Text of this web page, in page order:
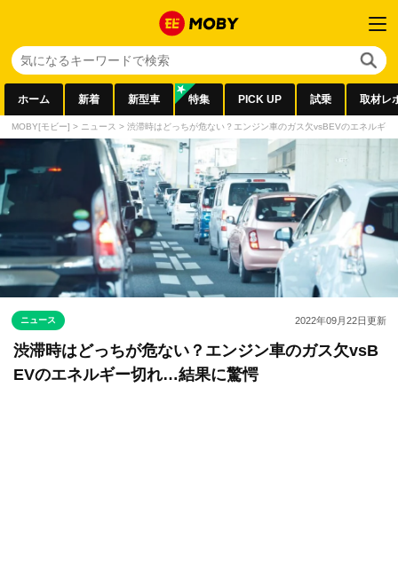
ホーム 新着 新型車 特集 PICK UP 試乗 取材レ
MOBY[モビー] > ニュース > 渋滞時はどっちが危ない？エンジン車のガス欠vsBEVのエネルギ
ニュース 2022年09月22日更新
渋滞時はどっちが危ない？エンジン車のガス欠vsB
EVのエネルギー切れ…結果に驚愕